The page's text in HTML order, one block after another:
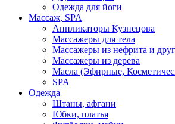
Одежда для йоги
Массаж, SPA
Аппликаторы Кузнецова
Массажеры для тела
Массажеры из нефрита и
Массажеры из дерева
Масла (Эфирные,
SPA
Одежда
Штаны, афгани
Юбки, платья